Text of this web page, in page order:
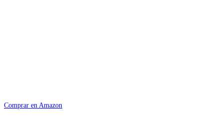
Comprar en Amazon